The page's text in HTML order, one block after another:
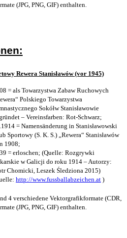
(JPG, PNG, GIF) enthalten.
Rewera Stanisławów (vor 1945)
= als Towarzystwa Zabaw Ruchowych
Polskiego Towarzystwa
Sokółw Stanisławowie
– Vereinsfarben: Rot-Schwarz;
= Namensänderung in Stanisławowski
Sportowy (S. K. S.) „Rewera“ Stanisławów
1908;
= erloschen; (Quelle: Rozgrywki
w Galicji do roku 1914 – Autorzy:
Chomicki, Leszek Śledziona 2015)
http://www.fussballabzeichen.at )
4 verschiedene Vektorgrafikformate (CDR,
(JPG, PNG, GIF) enthalten.